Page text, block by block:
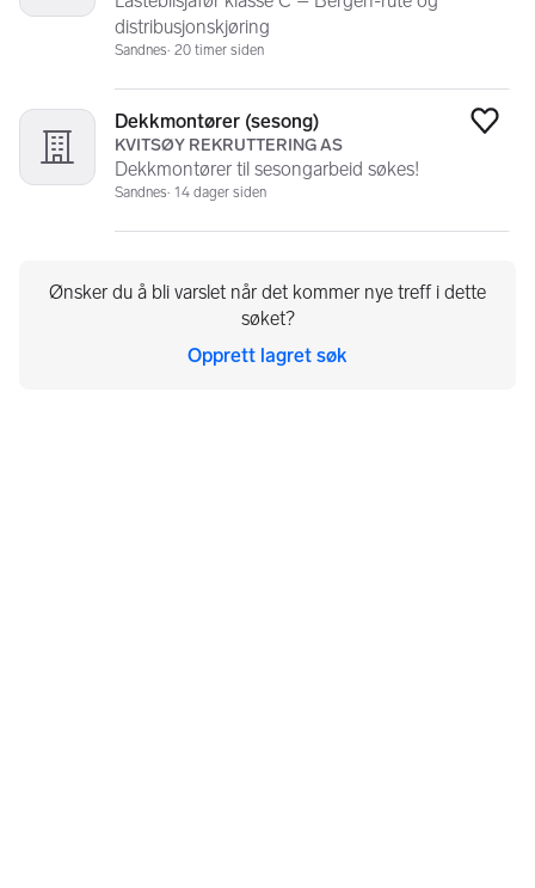
distribusjonskjøring
Sandnes 20 timer siden
Dekkmontører (sesong)
KVITSØY REKRUTTERING AS
Dekkmontører til sesongarbeid søkes!
Sandnes 14 dager siden
Ønsker du å bli varslet når det kommer nye treff i dette
søket?
Opprett lagret søk